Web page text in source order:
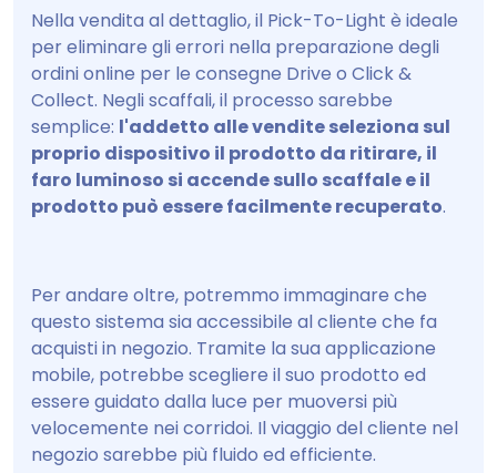
Nella vendita al dettaglio, il Pick-To-Light è ideale
per eliminare gli errori nella preparazione degli
ordini online per le consegne Drive o Click &
Collect. Negli scaffali, il processo sarebbe
semplice: l'addetto alle vendite seleziona sul
proprio dispositivo il prodotto da ritirare, il
faro luminoso si accende sullo scaffale e il
prodotto può essere facilmente recuperato.
Per andare oltre, potremmo immaginare che
questo sistema sia accessibile al cliente che fa
acquisti in negozio. Tramite la sua applicazione
mobile, potrebbe scegliere il suo prodotto ed
essere guidato dalla luce per muoversi più
velocemente nei corridoi. Il viaggio del cliente nel
negozio sarebbe più fluido ed efficiente.